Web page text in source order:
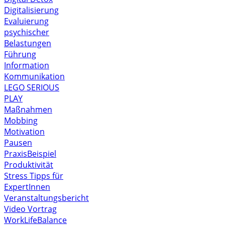
Digitalisierung
Evaluierung
psychischer
Belastungen
Führung
Information
Kommunikation
LEGO SERIOUS
PLAY
Maßnahmen
Mobbing
Motivation
Pausen
PraxisBeispiel
Produktivität
Stress Tipps für
ExpertInnen
Veranstaltungsbericht
Video Vortrag
WorkLifeBalance